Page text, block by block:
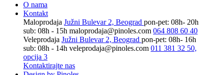
O nama
Kontakt
Maloprodaja Južni Bulevar 2, Beograd pon-pet: 08h- 20h
sub: 08h - 15h maloprodaja@pinoles.com 064 808 60 40
Veleprodaja Južni Bulevar 2, Beograd pon-pet: 08h- 16h
sub: 08h - 14h veleprodaja@pinoles.com 011 381 32 50,
opcija 3
Kontaktirajte nas